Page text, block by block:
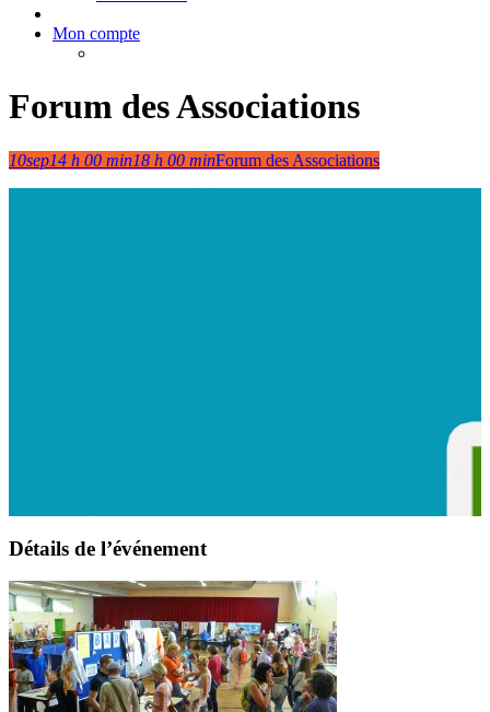
Mon compte
Forum des Associations
10sep14 h 00 min18 h 00 minForum des Associations
Détails de l’événement